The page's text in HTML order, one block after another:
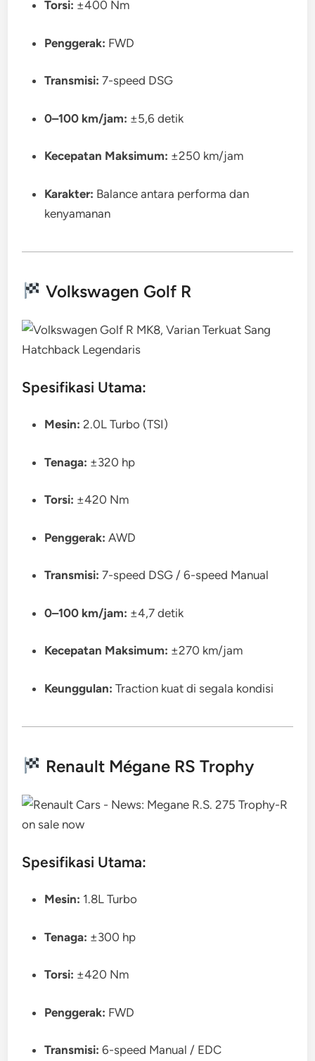
Torsi: ±400 Nm
Penggerak: FWD
Transmisi: 7-speed DSG
0–100 km/jam: ±5,6 detik
Kecepatan Maksimum: ±250 km/jam
Karakter: Balance antara performa dan
kenyamanan
Volkswagen Golf R
Spesifikasi Utama:
Mesin: 2.0L Turbo (TSI)
Tenaga: ±320 hp
Torsi: ±420 Nm
Penggerak: AWD
Transmisi: 7-speed DSG / 6-speed Manual
0–100 km/jam: ±4,7 detik
Kecepatan Maksimum: ±270 km/jam
Keunggulan: Traction kuat di segala kondisi
Renault Mégane RS Trophy
Spesifikasi Utama:
Mesin: 1.8L Turbo
Tenaga: ±300 hp
Torsi: ±420 Nm
Penggerak: FWD
Transmisi: 6-speed Manual / EDC